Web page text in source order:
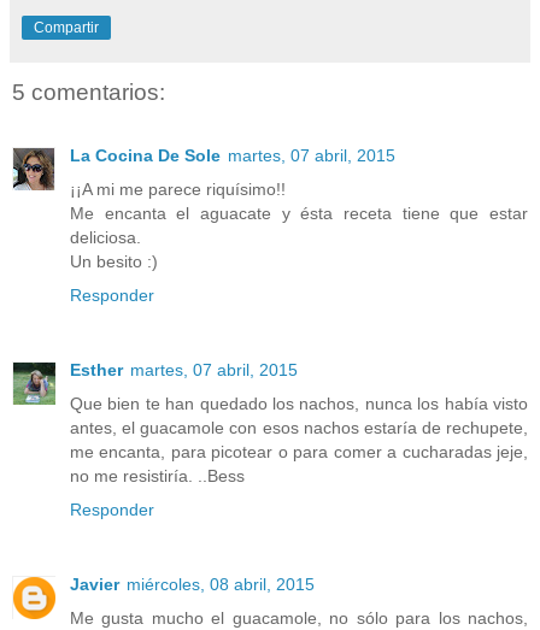
Compartir
5 comentarios:
La Cocina De Sole martes, 07 abril, 2015
¡¡A mi me parece riquísimo!!
Me encanta el aguacate y ésta receta tiene que estar
deliciosa.
Un besito :)
Responder
Esther martes, 07 abril, 2015
Que bien te han quedado los nachos, nunca los había visto
antes, el guacamole con esos nachos estaría de rechupete,
me encanta, para picotear o para comer a cucharadas jeje,
no me resistiría. ..Bess
Responder
Javier miércoles, 08 abril, 2015
Me gusta mucho el guacamole, no sólo para los nachos,